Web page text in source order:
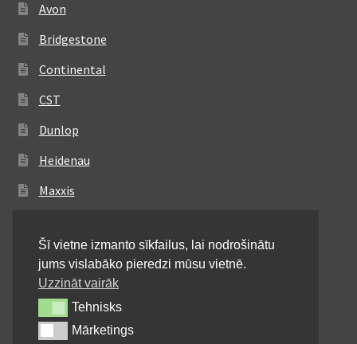
Avon
Bridgestone
Continental
CST
Dunlop
Heidenau
Maxxis
Michelin
Mitas
Pirelli
Šī vietne izmanto sīkfailus, lai nodrošinātu
jums vislabāko pieredzi mūsu vietnē.
Uzzināt vairāk
TehnisksTehnisks
MārketingsMārketings